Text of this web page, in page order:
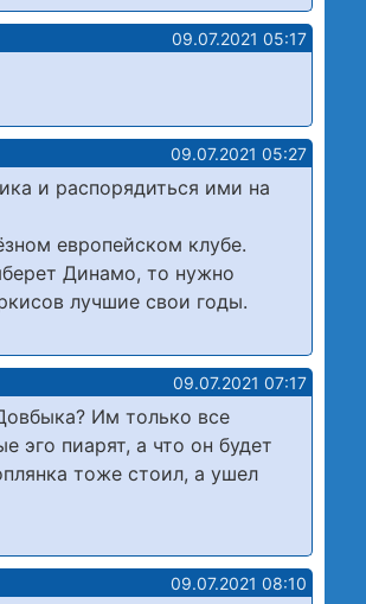
09.07.2021 05:17
09.07.2021 05:27
и распорядиться ими на
европейском клубе.
Динамо, то нужно
лучшие свои годы.
09.07.2021 07:17
Им только все
эго пиарят, а что он будет
тоже стоил, а ушел
09.07.2021 08:10